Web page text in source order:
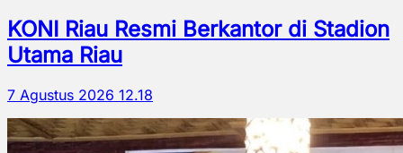
KONI Riau Resmi Berkantor di Stadion
Utama Riau
7 Agustus 2026 12.18